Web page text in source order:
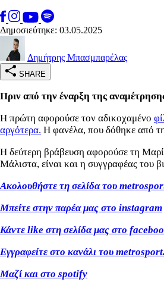
Δημοσιεύτηκε: 03.05.2025
Δημήτρης Μπασμπαρέλας
SHARE
Πριν από την έναρξη της
Η πρώτη αφορούσε τον αδικοχαμένο
αργότερα. Η φανέλα, που δόθηκε από
Η δεύτερη βράβευση αφορούσε τη
Μάλιστα, είναι και η συγγραφέας του
Ακολουθήστε τη σελίδα του
Μπείτε στην παρέα μας στο instagram
Κάντε like στη σελίδα μας στο
Εγγραφείτε στο κανάλι του
Μαζί και στο spotify